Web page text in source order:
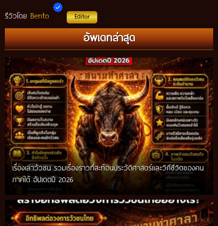
รีวิวโดย Bento Editor
อัพเดทล่าสุด
เรื่องเล่าวัวชน รวมเรื่องราวที่สะท้อนประวัติศาสตร์และวิถีชีวิตของคน
ภาคใต้ อัปเดตปี 2026